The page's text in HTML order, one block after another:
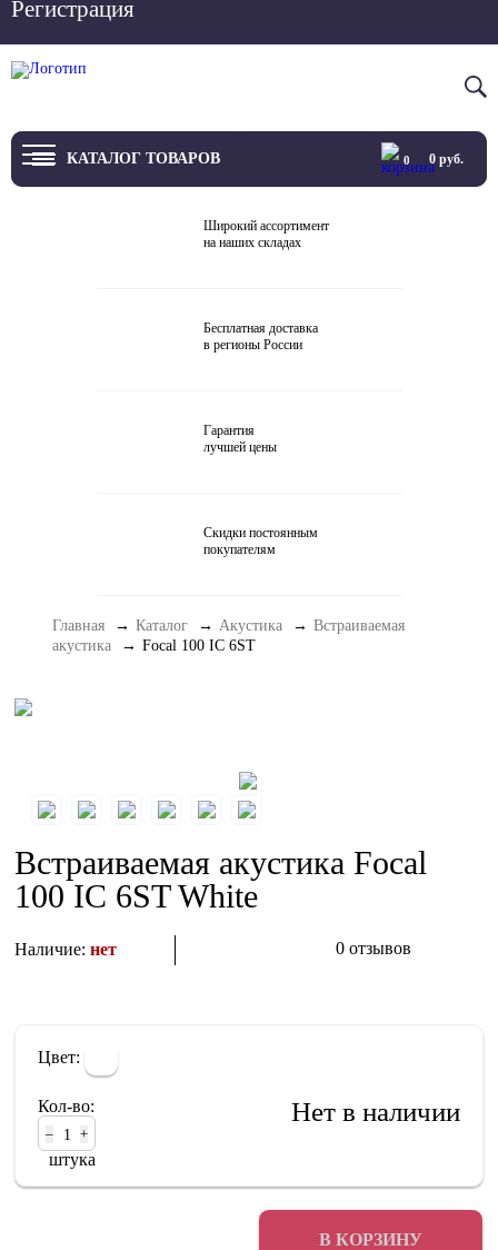
Регистрация
Вход
КАТАЛОГ ТОВАРОВ
Виниловые проигрыватели
Домашние кинотеатры
Портативный Hi-Fi
0 0руб.
Широкий ассортимент
на наших складах
Бесплатная доставка
в регионы России
Гарантия
лучшей цены
Скидки постоянным
покупателям
Главная Каталог Акустика
Встраиваемая
акустика
Focal 100 IC 6ST
Встраиваемая акустика Focal
100 IC 6ST White
Наличие:нет 0 отзывов
Цвет:
Кол-во:
– +
штука
Нет в наличии
В КОРЗИНУ